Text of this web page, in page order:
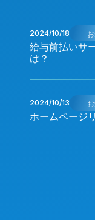
2024/10/18
給与前払いサ
は？
2024/10/13
ホームページ